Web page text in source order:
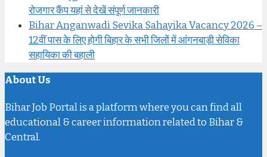
रोजगार कैंप यहां से देखें संपूर्ण जानकारी
Bihar Anganwadi Sevika Sahayika Vacancy 2026 –
12वीं पास के लिए होगी बिहार के सभी जिलों में आंगनबाड़ी सेविका
सहायिका की बहाली
About Us
Bihar Job Portal is a platform where you can find all
educational & career information related to Bihar &
Central.